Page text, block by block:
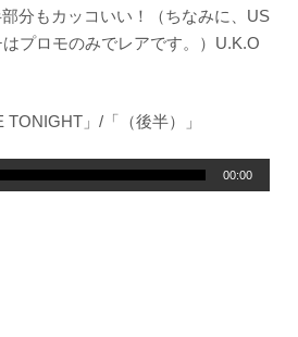
分もカッコいい！（ちなみに、US
プロモのみでレアです。）U.K.O
TONIGHT」/「（後半）」
00:00